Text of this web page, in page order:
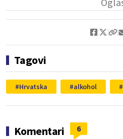
Tagovi
Hrvatska alkohol
Komentari 6